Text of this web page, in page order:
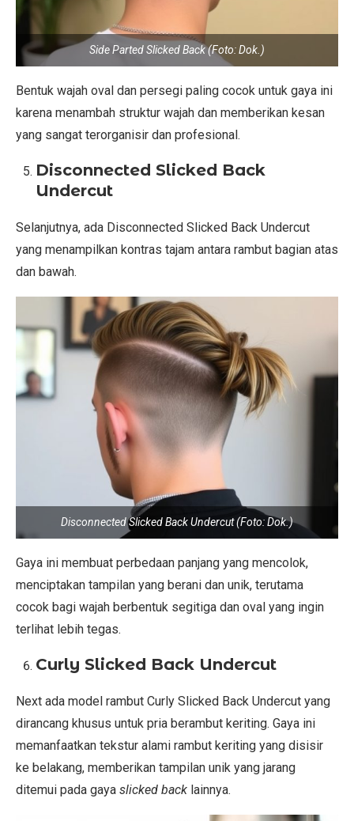
Side Parted Slicked Back (Foto: Dok.)
Bentuk wajah oval dan persegi paling cocok untuk gaya ini
karena menambah struktur wajah dan memberikan kesan
yang sangat terorganisir dan profesional.
Disconnected Slicked Back
Undercut
Selanjutnya, ada Disconnected Slicked Back Undercut
yang menampilkan kontras tajam antara rambut bagian atas
dan bawah.
Disconnected Slicked Back Undercut (Foto: Dok.)
Gaya ini membuat perbedaan panjang yang mencolok,
menciptakan tampilan yang berani dan unik, terutama
cocok bagi wajah berbentuk segitiga dan oval yang ingin
terlihat lebih tegas.
Curly Slicked Back Undercut
Next ada model rambut Curly Slicked Back Undercut yang
dirancang khusus untuk pria berambut keriting. Gaya ini
memanfaatkan tekstur alami rambut keriting yang disisir
ke belakang, memberikan tampilan unik yang jarang
ditemui pada gaya slicked back lainnya.